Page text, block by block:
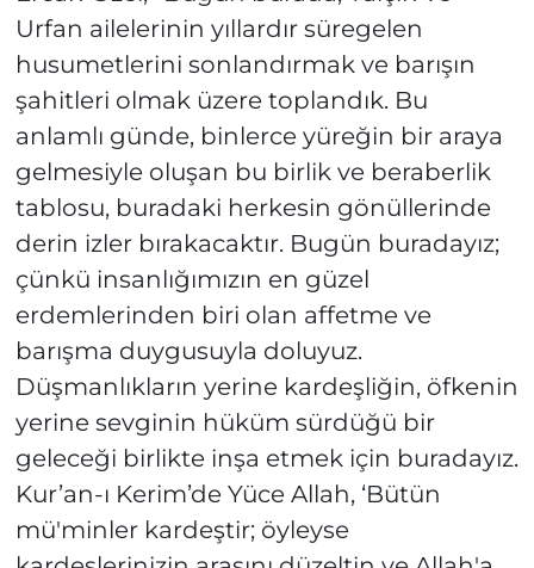
Urfan ailelerinin yıllardır süregelen
husumetlerini sonlandırmak ve barışın
şahitleri olmak üzere toplandık. Bu
anlamlı günde, binlerce yüreğin bir araya
gelmesiyle oluşan bu birlik ve beraberlik
tablosu, buradaki herkesin gönüllerinde
derin izler bırakacaktır. Bugün buradayız;
çünkü insanlığımızın en güzel
erdemlerinden biri olan affetme ve
barışma duygusuyla doluyuz.
Düşmanlıkların yerine kardeşliğin, öfkenin
yerine sevginin hüküm sürdüğü bir
geleceği birlikte inşa etmek için buradayız.
Kur’an-ı Kerim’de Yüce Allah, ‘Bütün
mü'minler kardeştir; öyleyse